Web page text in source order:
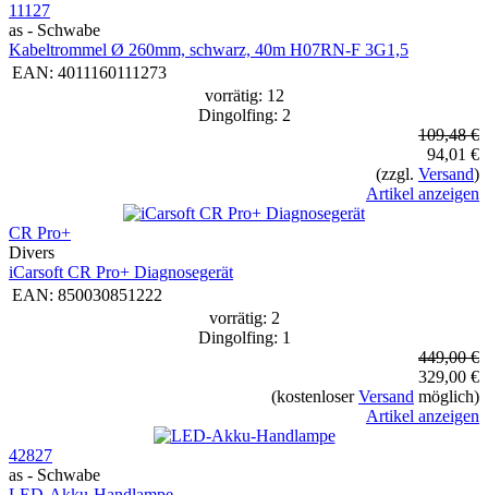
11127
as - Schwabe
Kabeltrommel Ø 260mm, schwarz, 40m H07RN-F 3G1,5
EAN: 4011160111273
vorrätig: 12
Dingolfing: 2
109,48 €
94,01 €
(zzgl. Versand)
Artikel anzeigen
CR Pro+
Divers
iCarsoft CR Pro+ Diagnosegerät
EAN: 850030851222
vorrätig: 2
Dingolfing: 1
449,00 €
329,00 €
(kostenloserVersand möglich)
Artikel anzeigen
42827
as - Schwabe